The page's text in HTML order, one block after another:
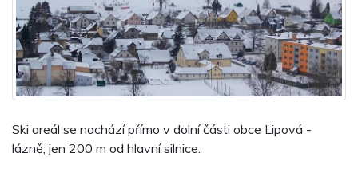
Ski areál se nachází přímo v dolní části obce Lipová -
lázně, jen 200 m od hlavní silnice.